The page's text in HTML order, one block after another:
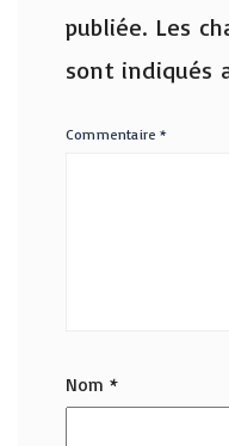
publiée. Les
sont indiqués
Commentaire*
Nom *